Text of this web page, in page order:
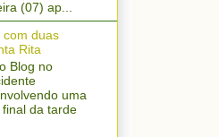
(07) ap...
com duas
Rita
Blog no
uma
da tarde